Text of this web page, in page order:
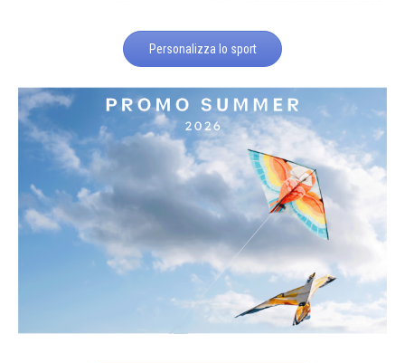
Personalizza lo sport